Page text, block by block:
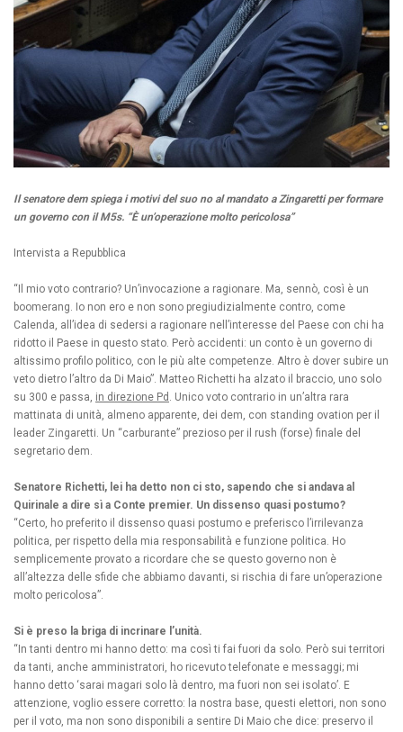
Il senatore dem spiega i motivi del suo no al mandato a Zingaretti per formare
un governo con il M5s. “È un’operazione molto pericolosa”
Intervista a Repubblica
“Il mio voto contrario? Un’invocazione a ragionare. Ma, sennò, così è un
boomerang. Io non ero e non sono pregiudizialmente contro, come
Calenda, all’idea di sedersi a ragionare nell’interesse del Paese con chi ha
ridotto il Paese in questo stato. Però accidenti: un conto è un governo di
altissimo profilo politico, con le più alte competenze. Altro è dover subire un
veto dietro l’altro da Di Maio”. Matteo Richetti ha alzato il braccio, uno solo
su 300 e passa, in direzione Pd . Unico voto contrario in un’altra rara
mattinata di unità, almeno apparente, dei dem, con standing ovation per il
leader Zingaretti. Un “carburante” prezioso per il rush (forse) finale del
segretario dem.
Senatore Richetti, lei ha detto non ci sto, sapendo che si andava al
Quirinale a dire sì a Conte premier. Un dissenso quasi postumo?
“Certo, ho preferito il dissenso quasi postumo e preferisco l’irrilevanza
politica, per rispetto della mia responsabilità e funzione politica. Ho
semplicemente provato a ricordare che se questo governo non è
all’altezza delle sfide che abbiamo davanti, si rischia di fare un’operazione
molto pericolosa”.
Si è preso la briga di incrinare l’unità.
“In tanti dentro mi hanno detto: ma così ti fai fuori da solo. Però sui territori
da tanti, anche amministratori, ho ricevuto telefonate e messaggi; mi
hanno detto ‘sarai magari solo là dentro, ma fuori non sei isolato’. E
attenzione, voglio essere corretto: la nostra base, questi elettori, non sono
per il voto, ma non sono disponibili a sentire Di Maio che dice: preservo il